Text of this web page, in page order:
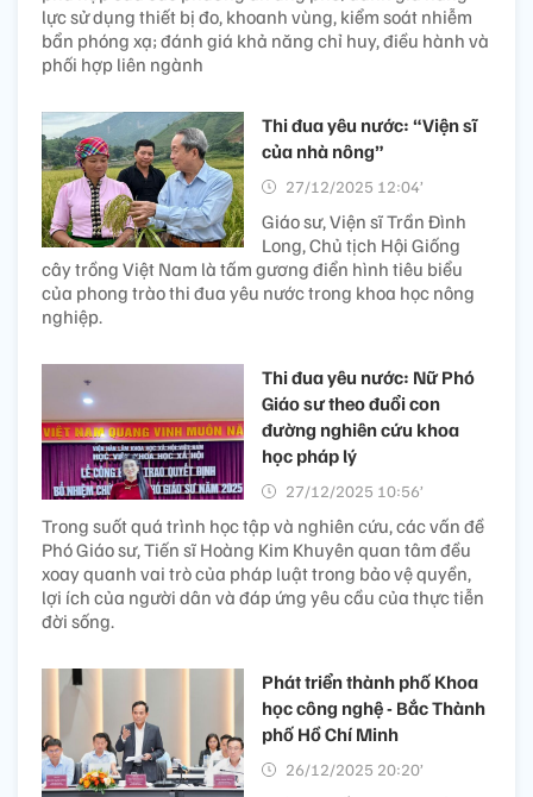
lực sử dụng thiết bị đo, khoanh vùng, kiểm soát nhiễm
bẩn phóng xạ; đánh giá khả năng chỉ huy, điều hành và
phối hợp liên ngành
Thi đua yêu nước: “Viện sĩ
của nhà nông”
27/12/2025 12:04’
Giáo sư, Viện sĩ Trần Đình
Long, Chủ tịch Hội Giống
cây trồng Việt Nam là tấm gương điển hình tiêu biểu
của phong trào thi đua yêu nước trong khoa học nông
nghiệp.
Thi đua yêu nước: Nữ Phó
Giáo sư theo đuổi con
đường nghiên cứu​ khoa
học pháp lý
27/12/2025 10:56’
Trong suốt quá trình học tập và nghiên cứu, các vấn đề
Phó Giáo sư, Tiến sĩ Hoàng Kim Khuyên quan tâm đều
xoay quanh vai trò của pháp luật trong bảo vệ quyền,
lợi ích của người dân và đáp ứng yêu cầu của thực tiễn
đời sống.
Phát triển thành phố Khoa
học công nghệ - Bắc Thành
phố Hồ Chí Minh
26/12/2025 20:20’